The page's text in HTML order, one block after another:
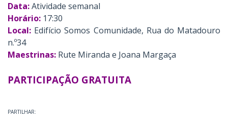
Data:Atividade semanal
Horário: 17:30
Local: Edifício Somos Comunidade, Rua do Matadouro
n.º34
Maestrinas: Rute Miranda e Joana Margaça
PARTICIPAÇÃO GRATUITA
PARTILHAR: